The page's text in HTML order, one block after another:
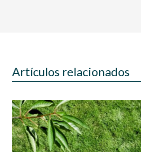
Artículos relacionados